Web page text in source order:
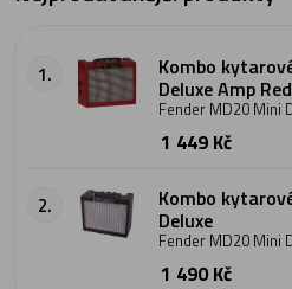
1. Kombo
Deluxe Amp Red
Fender MD20 Mini
výkonem 1 Watt v
Ohmů a disponuje
sluchátka,
hlasitosti a tónové
pomocí 9V baterie
barevné provedení.
1 449 Kč
2. Kombo
Deluxe
Fender MD20 Mini
reproduktorem,
1 490 Kč